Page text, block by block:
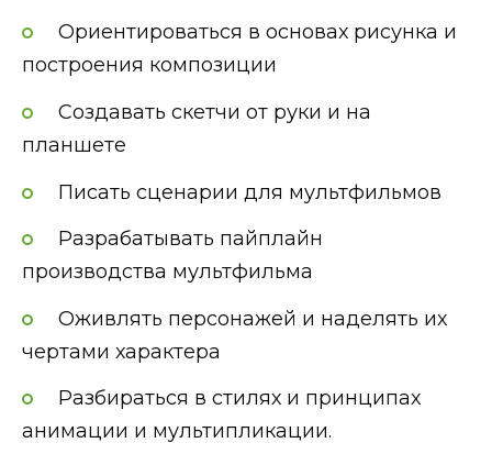
Ориентироваться в основах рисунка и
построения композиции
Создавать скетчи от руки и на
планшете
Писать сценарии для мультфильмов
Разрабатывать пайплайн
производства мультфильма
Оживлять персонажей и наделять их
чертами характера
Разбираться в стилях и принципах
анимации и мультипликации.